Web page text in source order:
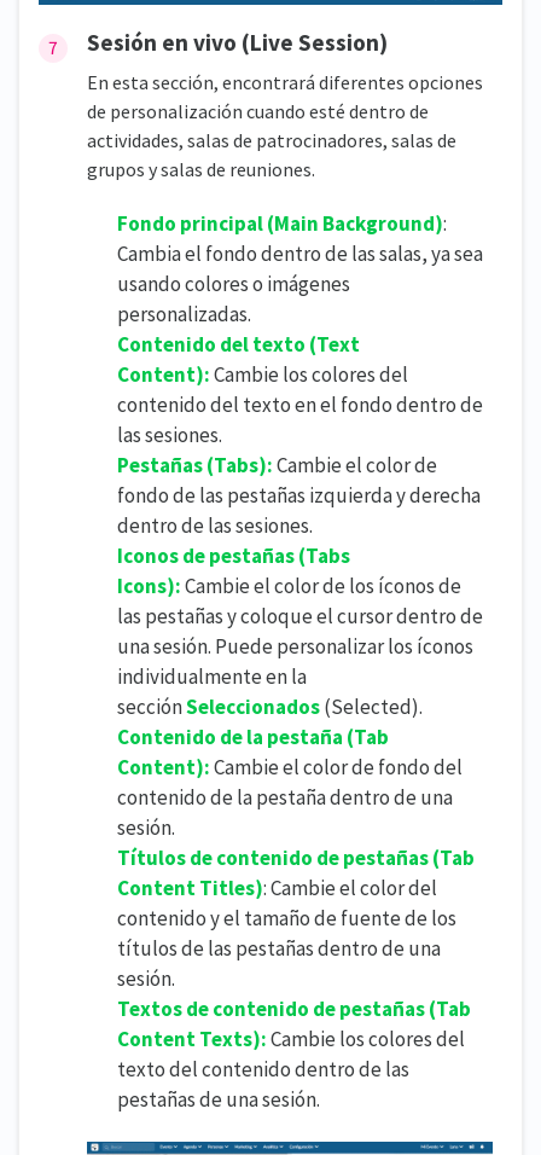
Sesión en vivo (Live Session)
En esta sección, encontrará diferentes opciones
de personalización cuando esté dentro de
actividades, salas de patrocinadores, salas de
grupos y salas de reuniones.
Fondo principal(Main Background):
Cambia el fondo dentro de las salas, ya sea
usando colores o imágenes
personalizadas.
Contenido del texto (Text
Content):Cambie los colores del
contenido del texto en el fondo dentro de
las sesiones.
Pestañas (Tabs):Cambie el color de
fondo de las pestañas izquierda y derecha
dentro de las sesiones.
Iconos de pestañas (Tabs
Icons):Cambie el color de los íconos de
las pestañas y coloque el cursor dentro de
una sesión. Puede personalizar los íconos
individualmente en la
secciónSeleccionados(Selected).
Contenido de la pestaña (Tab
Content):Cambie el color de fondo del
contenido de la pestaña dentro de una
sesión.
Títulos de contenido de pestañas (Tab
Content Titles): Cambie el color del
contenido y el tamaño de fuente de los
títulos de las pestañas dentro de una
sesión.
Textos de contenido de pestañas (Tab
Content Texts):Cambie los colores del
texto del contenido dentro de las
pestañas de una sesión.